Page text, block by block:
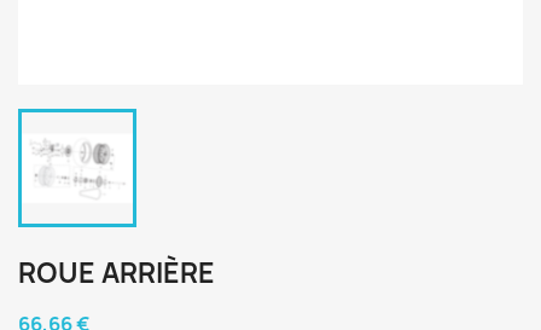
ROUE ARRIÈRE
66,66 €